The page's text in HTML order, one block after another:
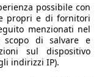
possibile con
propri e di fornitori
menzionati nel
scopo di salvare e
sul dispositivo
indirizzi IP).